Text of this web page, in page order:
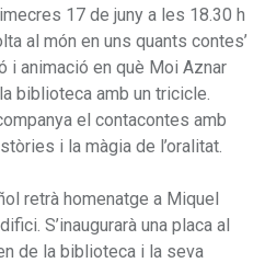
17 de juny a les 18.30 h
al món en uns quants contes’
i animació en què Moi Aznar
biblioteca amb un tricicle.
el contacontes amb
i la màgia de l’oralitat.
retrà homenatge a Miquel
S’inaugurarà una placa al
de la biblioteca i la seva